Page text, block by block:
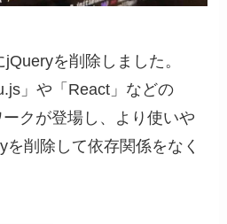
を削除しました。
」や「React」などの
クが登場し、より使いや
削除して依存関係をなく